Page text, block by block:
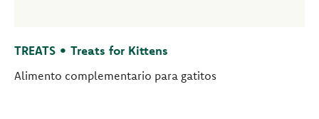
TREATS • Treats for Kittens
Alimento complementario para gatitos